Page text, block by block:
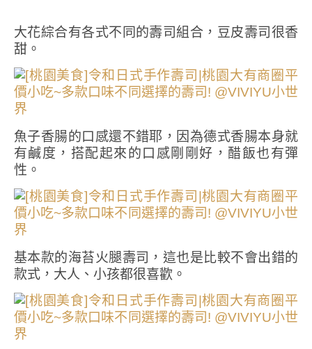
大花綜合有各式不同的壽司組合，豆皮壽司很香
甜。
魚子香腸的口感還不錯耶，因為德式香腸本身就
有鹹度，搭配起來的口感剛剛好，醋飯也有彈
性。
基本款的海苔火腿壽司，這也是比較不會出錯的
款式，大人、小孩都很喜歡。